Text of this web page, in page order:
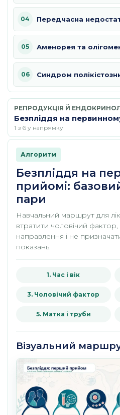
04 Передчасна
05 Аменорея та
06 Синдром
РЕПРОДУКЦІЯ Й
Безпліддя на
1 з 6 у напрямку
Алгоритм
Безпліддя на
прийомі:
пари
Навчальний маршрут для
втратити чоловічий фактор,
направлення і не
показань.
1. Час і вік
3. Чоловічий фактор
5. Матка і труби
Візуальний